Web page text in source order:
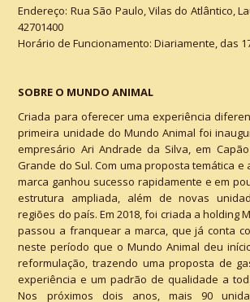
Endereço: Rua São Paulo, Vilas do Atlântico,
42701400
Horário de Funcionamento: Diariamente, das
SOBRE O MUNDO ANIMAL
Criada para oferecer uma experiência
primeira unidade do Mundo Animal foi
empresário Ari Andrade da Silva, em
Grande do Sul. Com uma proposta temática e
marca ganhou sucesso rapidamente e em
estrutura ampliada, além de novas
regiões do país. Em 2018, foi criada a holding
passou a franquear a marca, que já conta
neste período que o Mundo Animal deu
reformulação, trazendo uma proposta de
experiência e um padrão de qualidade a
Nos próximos dois anos, mais 90